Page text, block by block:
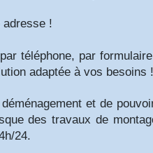
!
téléphone, par
adaptée à vos besoins !
et de
des travaux de
24.